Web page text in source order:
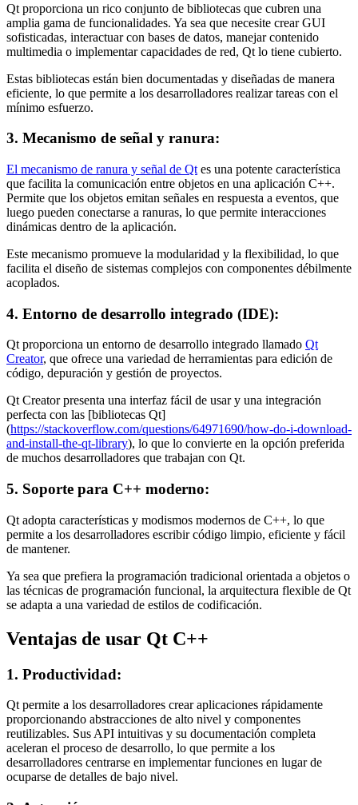
Qt proporciona un rico conjunto de bibliotecas que cubren una
amplia gama de funcionalidades. Ya sea que necesite crear GUI
sofisticadas, interactuar con bases de datos, manejar contenido
multimedia o implementar capacidades de red, Qt lo tiene cubierto.
Estas bibliotecas están bien documentadas y diseñadas de manera
eficiente, lo que permite a los desarrolladores realizar tareas con el
mínimo esfuerzo.
3. Mecanismo de señal y ranura:
El mecanismo de ranura y señal de Qt es una potente característica
que facilita la comunicación entre objetos en una aplicación C++.
Permite que los objetos emitan señales en respuesta a eventos, que
luego pueden conectarse a ranuras, lo que permite interacciones
dinámicas dentro de la aplicación.
Este mecanismo promueve la modularidad y la flexibilidad, lo que
facilita el diseño de sistemas complejos con componentes débilmente
acoplados.
4. Entorno de desarrollo integrado (IDE):
Qt proporciona un entorno de desarrollo integrado llamado Qt
Creator, que ofrece una variedad de herramientas para edición de
código, depuración y gestión de proyectos.
Qt Creator presenta una interfaz fácil de usar y una integración
perfecta con las [bibliotecas Qt]
(https://stackoverflow.com/questions/64971690/how-do-i-download-
and-install-the-qt-library), lo que lo convierte en la opción preferida
de muchos desarrolladores que trabajan con Qt.
5. Soporte para C++ moderno:
Qt adopta características y modismos modernos de C++, lo que
permite a los desarrolladores escribir código limpio, eficiente y fácil
de mantener.
Ya sea que prefiera la programación tradicional orientada a objetos o
las técnicas de programación funcional, la arquitectura flexible de Qt
se adapta a una variedad de estilos de codificación.
Ventajas de usar Qt C++
1. Productividad:
Qt permite a los desarrolladores crear aplicaciones rápidamente
proporcionando abstracciones de alto nivel y componentes
reutilizables. Sus API intuitivas y su documentación completa
aceleran el proceso de desarrollo, lo que permite a los
desarrolladores centrarse en implementar funciones en lugar de
ocuparse de detalles de bajo nivel.